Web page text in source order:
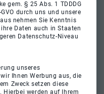
gem. § 25 Abs. 1 TDDDG
durch uns und unsere
nehmen Sie Kenntnis
Daten auch in Staaten
Datenschutz-Niveau
unseres
Ihnen Werbung aus, die
Zweck setzen diese
Hierbei werden auf Ihrem